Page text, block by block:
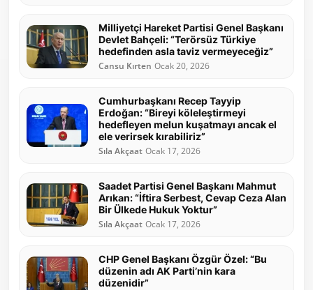
Milliyetçi Hareket Partisi Genel Başkanı
Devlet Bahçeli: “Terörsüz Türkiye
hedefinden asla taviz vermeyeceğiz”
Cansu Kırten Ocak 20, 2026
Cumhurbaşkanı Recep Tayyip
Erdoğan: “Bireyi köleleştirmeyi
hedefleyen melun kuşatmayı ancak el
ele verirsek kırabiliriz”
Sıla Akçaat Ocak 17, 2026
Saadet Partisi Genel Başkanı Mahmut
Arıkan: “İftira Serbest, Cevap Ceza Alan
Bir Ülkede Hukuk Yoktur”
Sıla Akçaat Ocak 17, 2026
CHP Genel Başkanı Özgür Özel: “Bu
düzenin adı AK Parti’nin kara
düzenidir”